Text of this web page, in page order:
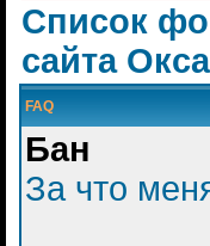
Список
сайта
FAQ
Бан
За что